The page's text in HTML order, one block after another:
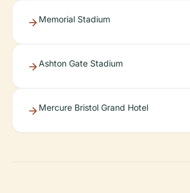
Memorial Stadium
Ashton Gate Stadium
Mercure Bristol Grand Hotel